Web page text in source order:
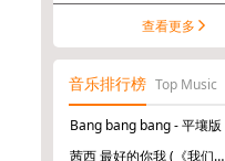
查看更多
音乐排行榜 Top Music
Bang bang bang - 平壤版
茜西 最好的你我 (《我们的翻译官》电视剧插曲)